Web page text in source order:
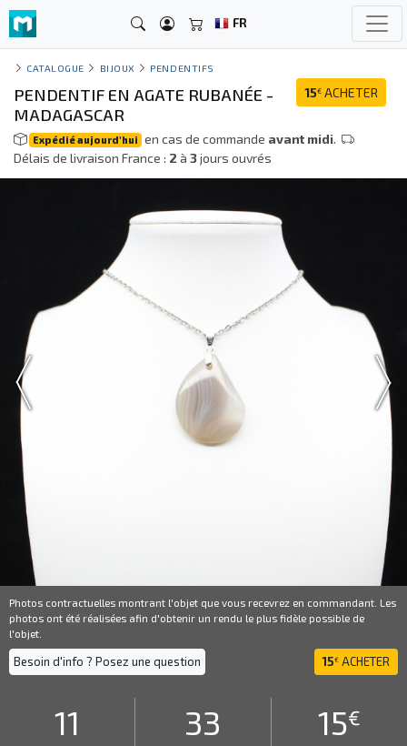
FR
CATALOGUE BIJOUX PENDENTIFS
15€ ACHETER
PENDENTIF EN AGATE RUBANÉE -
MADAGASCAR
Expédié aujourd'hui en cas de commande avant midi.
Délais de livraison France : 2 à 3jours ouvrés
Photos contractuelles montrant l'objet que vous recevrez en commandant. Les
photos ont été réalisées afin d'obtenir un rendu le plus fidèle possible de
l'objet.
Besoin d'info ? Posez une question 15€ ACHETER
11 33 15€